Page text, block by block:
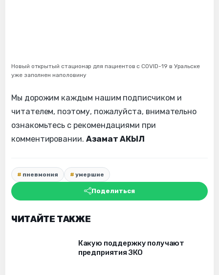
Новый открытый стационар для пациентов с СOVID-19 в Уральске
уже заполнен наполовину
Мы дорожим каждым нашим подписчиком и
читателем, поэтому, пожалуйста, внимательно
ознакомьтесь с рекомендациями при
комментировании. Азамат АКЫЛ
пневмония умершие
Поделиться
ЧИТАЙТЕ ТАКЖЕ
Какую поддержку получают
предприятия ЗКО